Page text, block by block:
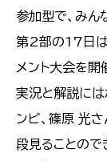
参加型で、みん
第2部の17日は
メント大会を開
実況と解説には
ンビ、篠原 光さ
段見ることので